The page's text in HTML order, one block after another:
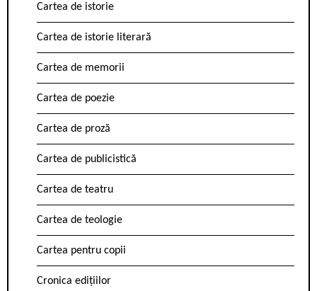
Cartea de istorie
Cartea de istorie literară
Cartea de memorii
Cartea de poezie
Cartea de proză
Cartea de publicistică
Cartea de teatru
Cartea de teologie
Cartea pentru copii
Cronica edițiilor